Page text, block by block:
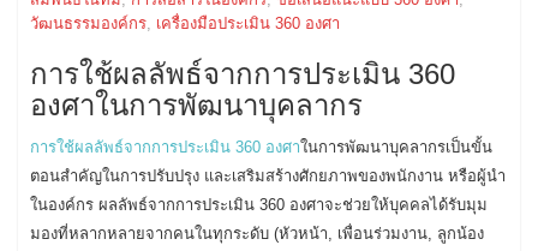
วัฒนธรรมองค์กร เครื่องมือประเมิน 360 องศา
การใช้ผลลัพธ์จากการประเมิน 360
องศาในการพัฒนาบุคลากร
การใช้ผลลัพธ์จากการประเมิน 360 องศาในการพัฒนาบุคลากรเป็นขั้น
ตอนสำคัญในการปรับปรุง และเสริมสร้างศักยภาพของพนักงาน หรือผู้นำ
ในองค์กร ผลลัพธ์จากการประเมิน 360 องศาจะช่วยให้บุคคลได้รับมุม
มองที่หลากหลายจากคนในทุกระดับ (หัวหน้า, เพื่อนร่วมงาน, ลูกน้อง